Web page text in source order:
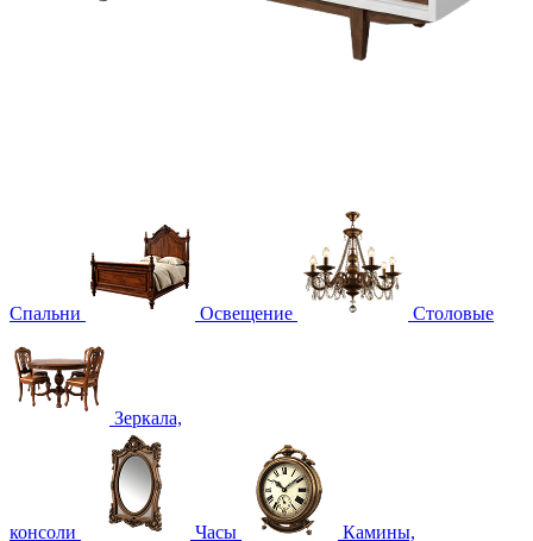
Спальни Освещение Столовые
Зеркала,
консоли Часы Камины,